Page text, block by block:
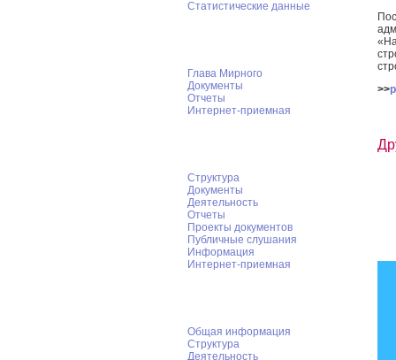
Глава Мирного
Отчеты
Интернет-приемная
Городской Совет
Деятельность
Отчеты
Проекты документов
Публичные слушания
Информация
Интернет-приемная
КСК Мирного
Деятельность
Проекты документов
Новости и объявления
>>